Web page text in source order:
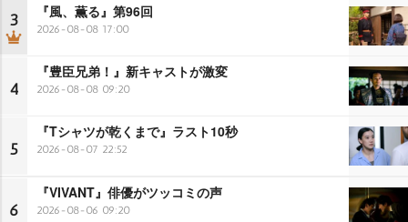
3 『風、薫る』第96回
2026-08-08 17:00
4
『豊臣兄弟！』新キャストが激変
2026-08-08 09:20
5
『Tシャツが乾くまで』ラスト10秒
2026-08-07 22:52
6
『VIVANT』俳優がツッコミの声
2026-08-06 09:20